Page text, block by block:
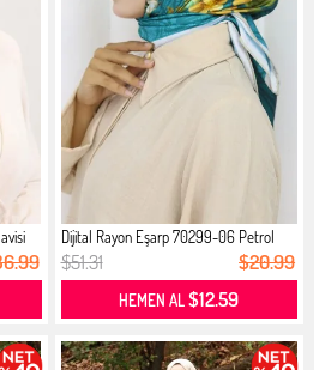
Dijital Rayon Eşarp 70299-06 Petrol
$51.31 $20.99
HEMEN AL$12.59